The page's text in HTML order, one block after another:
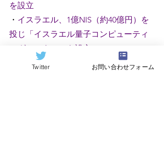
を設立
・ イスラエル、1億NIS（約40億円）を
投じ「イスラエル量子コンピューティ
ングセンター」を設立
イスラエルのワイツマン研究所、5量
Twitter お問い合わせフォーム